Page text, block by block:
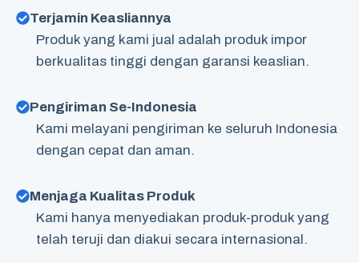
Terjamin Keasliannya
Produk yang kami jual adalah produk impor
berkualitas tinggi dengan garansi keaslian.
Pengiriman Se-Indonesia
Kami melayani pengiriman ke seluruh Indonesia
dengan cepat dan aman.
Menjaga Kualitas Produk
Kami hanya menyediakan produk-produk yang
telah teruji dan diakui secara internasional.